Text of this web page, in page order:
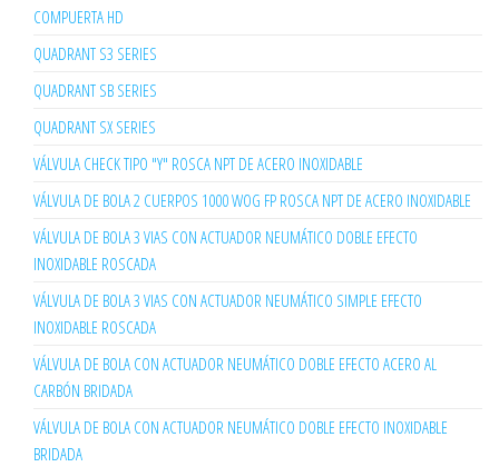
COMPUERTA HD
QUADRANT S3 SERIES
QUADRANT SB SERIES
QUADRANT SX SERIES
VÁLVULA CHECK TIPO "Y" ROSCA NPT DE ACERO INOXIDABLE
VÁLVULA DE BOLA 2 CUERPOS 1000 WOG FP ROSCA NPT DE ACERO INOXIDABLE
VÁLVULA DE BOLA 3 VIAS CON ACTUADOR NEUMÁTICO DOBLE EFECTO
INOXIDABLE ROSCADA
VÁLVULA DE BOLA 3 VIAS CON ACTUADOR NEUMÁTICO SIMPLE EFECTO
INOXIDABLE ROSCADA
VÁLVULA DE BOLA CON ACTUADOR NEUMÁTICO DOBLE EFECTO ACERO AL
CARBÓN BRIDADA
VÁLVULA DE BOLA CON ACTUADOR NEUMÁTICO DOBLE EFECTO INOXIDABLE
BRIDADA